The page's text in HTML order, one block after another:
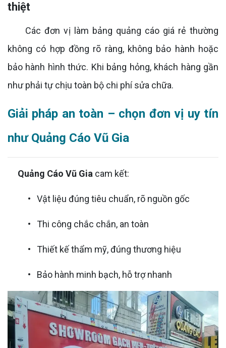
thiệt
Các đơn vị làm bảng quảng cáo giá rẻ thường
không có hợp đồng rõ ràng, không bảo hành hoặc
bảo hành hình thức. Khi bảng hỏng, khách hàng gần
như phải tự chịu toàn bộ chi phí sửa chữa.
Giải pháp an toàn – chọn đơn vị uy tín
như Quảng Cáo Vũ Gia
Quảng Cáo Vũ Gia cam kết:
• Vật liệu đúng tiêu chuẩn, rõ nguồn gốc
• Thi công chắc chắn, an toàn
• Thiết kế thẩm mỹ, đúng thương hiệu
• Bảo hành minh bạch, hỗ trợ nhanh